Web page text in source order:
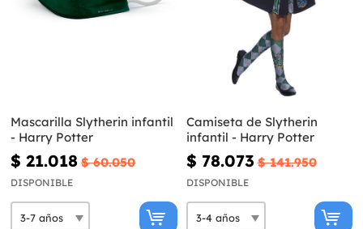
Mascarilla Slytherin infantil
- Harry Potter
$ 21.018 $ 60.050
DISPONIBLE
Camiseta de Slytherin
infantil - Harry Potter
$ 78.073 $ 141.950
DISPONIBLE